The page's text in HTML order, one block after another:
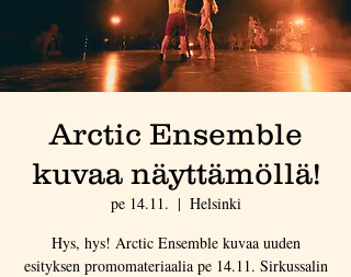
Arctic Ensemble
kuvaa näyttämöllä!
pe 14.11.
  |
Helsinki
Hys, hys! Arctic Ensemble kuvaa uuden
esityksen promomateriaalia pe 14.11. Sirkussalin